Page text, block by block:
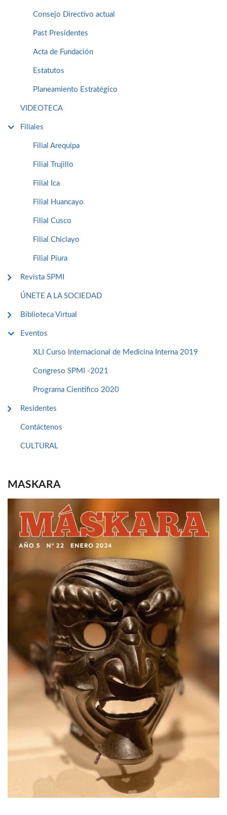
Consejo Directivo actual
Past Presidentes
Acta de Fundación
Estatutos
Planeamiento Estratégico
VIDEOTECA
Filiales
Filial Arequipa
Filial Trujillo
Filial Ica
Filial Huancayo
Filial Cusco
Filial Chiclayo
Filial Piura
Revista SPMI
ÚNETE A LA SOCIEDAD
Biblioteca Virtual
Eventos
XLI Curso Internacional de Medicina Interna 2019
Congreso SPMI -2021
Programa Cientifico 2020
Residentes
Contáctenos
CULTURAL
MASKARA